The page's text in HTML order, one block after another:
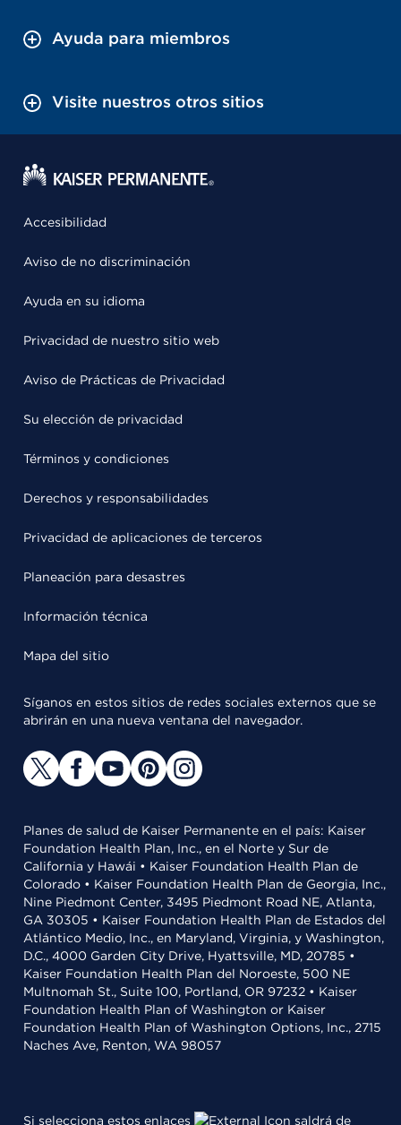
Ayuda para miembros
Visite nuestros otros sitios
Accesibilidad
Aviso de no discriminación
Ayuda en su idioma
Privacidad de nuestro sitio web
Aviso de Prácticas de Privacidad
Su elección de privacidad
Términos y condiciones
Derechos y responsabilidades
Privacidad de aplicaciones de terceros
Planeación para desastres
Información técnica
Mapa del sitio
Síganos en estos sitios de redes sociales externos que se
abrirán en una nueva ventana del navegador.
Planes de salud de Kaiser Permanente en el país: Kaiser
Foundation Health Plan, Inc., en el Norte y Sur de
California y Hawái • Kaiser Foundation Health Plan de
Colorado • Kaiser Foundation Health Plan de Georgia, Inc.,
Nine Piedmont Center, 3495 Piedmont Road NE, Atlanta,
GA 30305 • Kaiser Foundation Health Plan de Estados del
Atlántico Medio, Inc., en Maryland, Virginia, y Washington,
D.C., 4000 Garden City Drive, Hyattsville, MD, 20785 •
Kaiser Foundation Health Plan del Noroeste, 500 NE
Multnomah St., Suite 100, Portland, OR 97232 • Kaiser
Foundation Health Plan of Washington or Kaiser
Foundation Health Plan of Washington Options, Inc., 2715
Naches Ave, Renton, WA 98057
Si selecciona estos enlaces saldrá de